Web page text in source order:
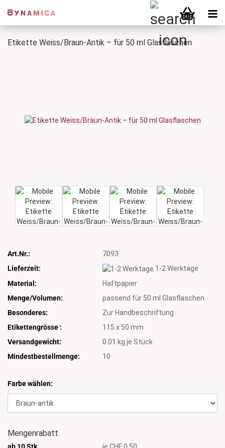
Etikette Weiss/Braun-Antik – für 50 ml Glasflaschen
Art.Nr.:
7093
Lieferzeit:
1-2 Werktage
Material:
Haftpapier
Menge/Volumen:
passend für 50 ml Glasflaschen
Besonderes:
Zur Handbeschriftung
Etikettengrösse :
115 x 50 mm
Versandgewicht:
0.01 kg je Stück
Mindestbestellmenge:
10
Farbe wählen:
Mengenrabatt
ab 10 Stk
je CHF 0.50